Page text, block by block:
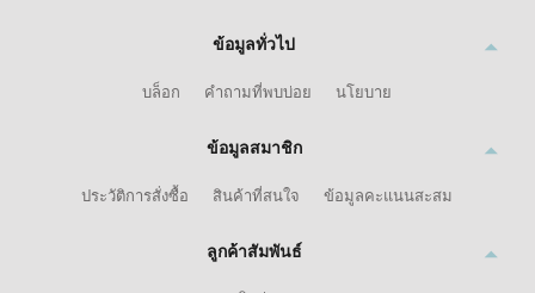
ข้อมูลทั่วไป
บล็อก คำถามที่พบบ่อย นโยบาย
ข้อมูลสมาชิก
ประวัติการสั่งซื้อ สินค้าที่สนใจ ข้อมูลคะแนนสะสม
ลูกค้าสัมพันธ์